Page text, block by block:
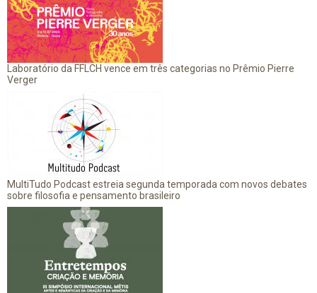
Laboratório da FFLCH vence em três categorias no Prêmio Pierre
Verger
MultiTudo Podcast estreia segunda temporada com novos debates
sobre filosofia e pensamento brasileiro